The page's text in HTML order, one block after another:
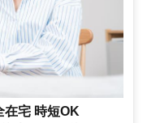
宅 時短OK